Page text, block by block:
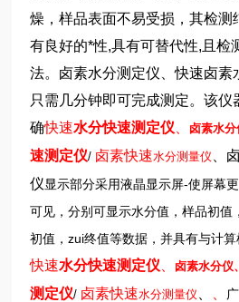
燥，样品表面不易受损，其检测
有良好的*性,具有可替代性,且检
法。卤素水分测定仪、快速卤素
只需几分钟即可完成测定。该仪
确快速水分快速测定仪 卤素水分
速测定仪/ 卤素快速水分测量仪
仪显示部分采用液晶显示屏-使屏幕
可见，分别可显示水分值，样品初值
初值，zui终值等数据，并具有与计算
快速水分快速测定仪 卤素水分仪
测定仪/ 卤素快速水分测量仪